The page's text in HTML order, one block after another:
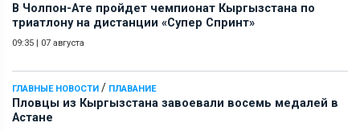
В Чолпон-Ате пройдет чемпионат Кыргызстана по
триатлону на дистанции «Супер Спринт»
09:35 | 07 августа
ГЛАВНЫЕ НОВОСТИ / ПЛАВАНИЕ
Пловцы из Кыргызстана завоевали восемь медалей в
Астане